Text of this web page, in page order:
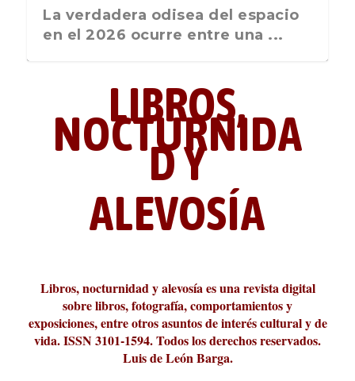
La última postal de la temporada
nos recuerda que nos vamos ...
La verdadera odisea del espacio
en el 2026 ocurre entre una ...
Liber 2026 al Fomento de la Le...
Revista Cultural Turia, númer...
10.000 pasos al día? Lo que d...
paisajística del mar de Sicil...
París
metafísicos de la novela ne...
LIBROS,
NOCTURNIDA
D Y
ALEVOSÍA
Libros, nocturnidad y alevosía es una revista digital
sobre libros, fotografía, comportamientos y
exposiciones, entre otros asuntos de interés cultural y de
vida. ISSN 3101-1594. Todos los derechos reservados.
Luis de León Barga.